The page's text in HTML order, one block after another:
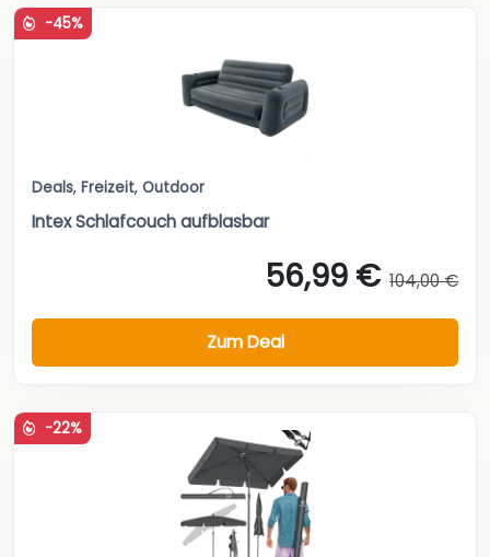
-45%
Deals, Freizeit, Outdoor
Intex Schlafcouch aufblasbar
56,99 € 104,00 €
Zum Deal
-22%